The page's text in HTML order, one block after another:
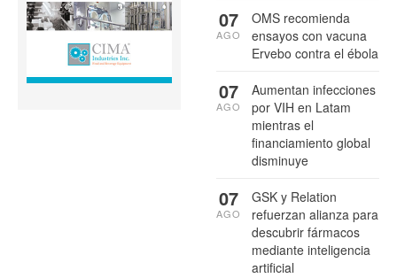
OMS recomienda
ensayos con vacuna
Ervebo contra el ébola
07
AGO
Aumentan infecciones
por VIH en Latam
mientras el
financiamiento global
disminuye
07
AGO
GSK y Relation
refuerzan alianza para
descubrir fármacos
mediante inteligencia
artificial
07
AGO